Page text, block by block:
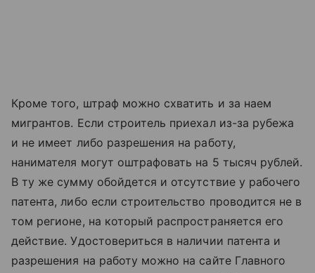
Кроме того, штраф можно схватить и за наем
мигрантов. Если строитель приехал из-за рубежа
и не имеет либо разрешения на работу,
нанимателя могут оштрафовать на 5 тысяч рублей.
В ту же сумму обойдется и отсутствие у рабочего
патента, либо если строительство проводится не в
том регионе, на который распространяется его
действие. Удостовериться в наличии патента и
разрешения на работу можно на сайте Главного